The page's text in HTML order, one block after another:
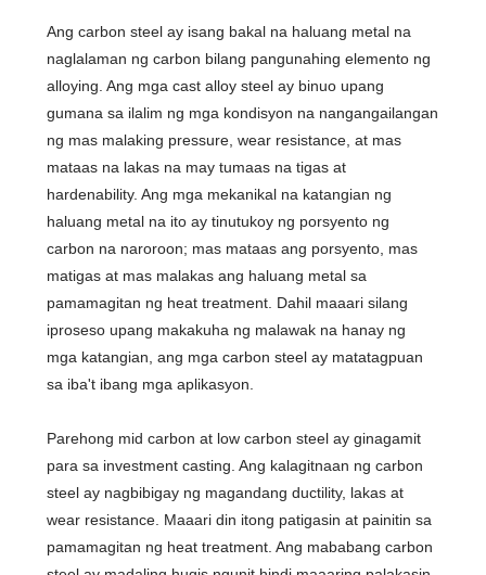
Ang carbon steel ay isang bakal na haluang metal na
naglalaman ng carbon bilang pangunahing elemento ng
alloying. Ang mga cast alloy steel ay binuo upang
gumana sa ilalim ng mga kondisyon na nangangailangan
ng mas malaking pressure, wear resistance, at mas
mataas na lakas na may tumaas na tigas at
hardenability. Ang mga mekanikal na katangian ng
haluang metal na ito ay tinutukoy ng porsyento ng
carbon na naroroon; mas mataas ang porsyento, mas
matigas at mas malakas ang haluang metal sa
pamamagitan ng heat treatment. Dahil maaari silang
iproseso upang makakuha ng malawak na hanay ng
mga katangian, ang mga carbon steel ay matatagpuan
sa iba't ibang mga aplikasyon.
Parehong mid carbon at low carbon steel ay ginagamit
para sa investment casting. Ang kalagitnaan ng carbon
steel ay nagbibigay ng magandang ductility, lakas at
wear resistance. Maaari din itong patigasin at painitin sa
pamamagitan ng heat treatment. Ang mababang carbon